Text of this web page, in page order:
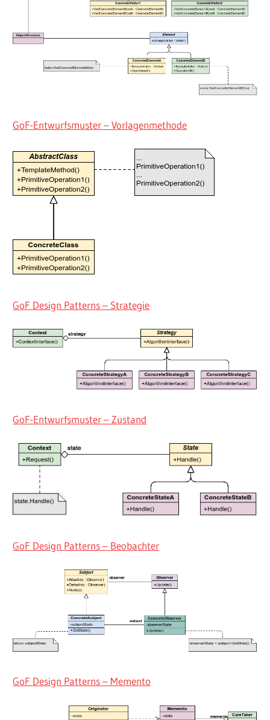
GoF-Entwurfsmuster – Vorlagenmethode
GoF Design Patterns – Strategie
GoF-Entwurfsmuster – Zustand
GoF Design Patterns – Beobachter
GoF Design Patterns – Memento